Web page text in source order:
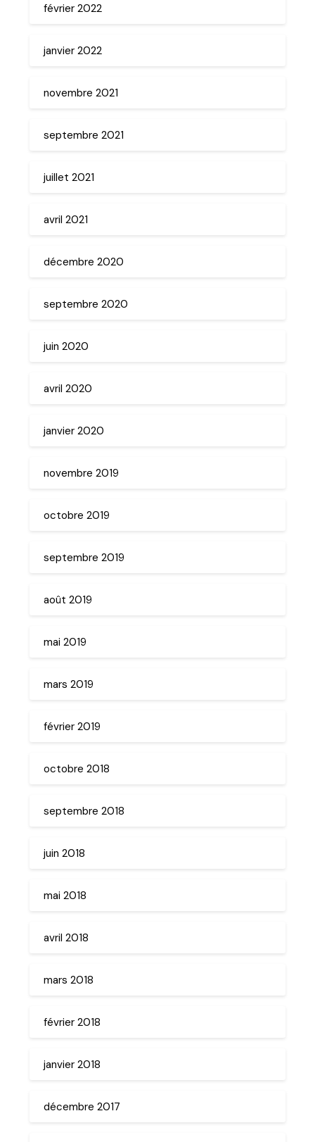
février 2022
janvier 2022
novembre 2021
septembre 2021
juillet 2021
avril 2021
décembre 2020
septembre 2020
juin 2020
avril 2020
janvier 2020
novembre 2019
octobre 2019
septembre 2019
août 2019
mai 2019
mars 2019
février 2019
octobre 2018
septembre 2018
juin 2018
mai 2018
avril 2018
mars 2018
février 2018
janvier 2018
décembre 2017